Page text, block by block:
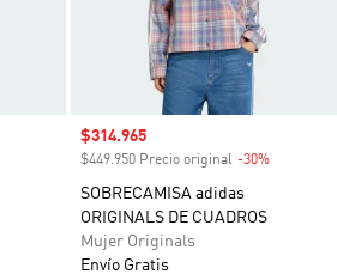
Precio de venta
$314.965
$449.950 Precio original -30%
SOBRECAMISA adidas
ORIGINALS DE CUADROS
Mujer Originals
Envío Gratis